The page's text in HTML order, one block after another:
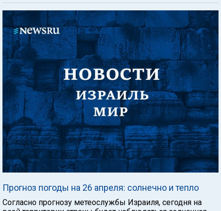
Прогноз погоды на 26 апреля: солнечно и тепло
Согласно прогнозу метеослужбы Израиля, сегодня на